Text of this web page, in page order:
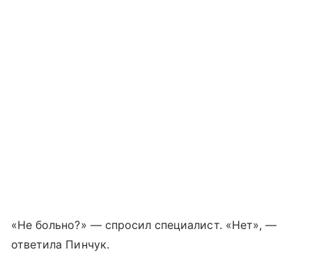
«Не больно?» — спросил специалист. «Нет», —
ответила Пинчук.